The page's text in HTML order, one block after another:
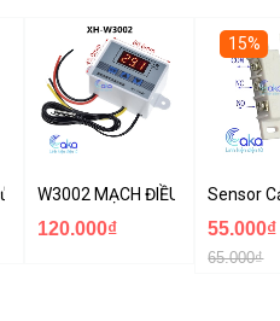
RC-36 gắn âm tường
W3002 MẠCH ĐIỀU KHIỂN
120.000₫
15%
Sensor
55.000₫
65.000₫